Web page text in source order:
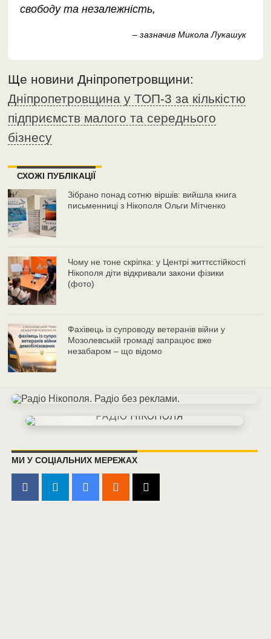
свободу та незалежність,
– зазначив Микола Лукашук
Ще новини Дніпропетровщини:
Дніпропетровщина у ТОП-3 за кількістю
підприємств малого та середнього
бізнесу
СХОЖІ ПУБЛІКАЦІЇ
Зібрано понад сотню віршів: вийшла книга
письменниці з Нікополя Ольги Мітченко
Чому не тоне скріпка: у Центрі життєстійкості
Нікополя діти відкривали закони фізики
(фото)
Фахівець із супроводу ветеранів війни у
Мозолевській громаді запрацює вже
незабаром – що відомо
МИ У СОЦІАЛЬНИХ МЕРЕЖАХ